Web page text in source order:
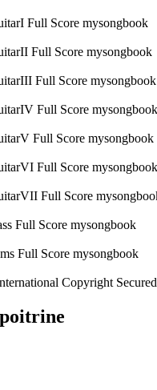
Copyright Secured